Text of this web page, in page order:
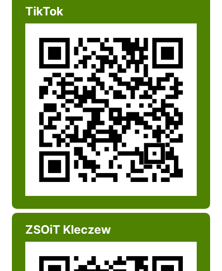
TikTok
ZSOiT Kleczew